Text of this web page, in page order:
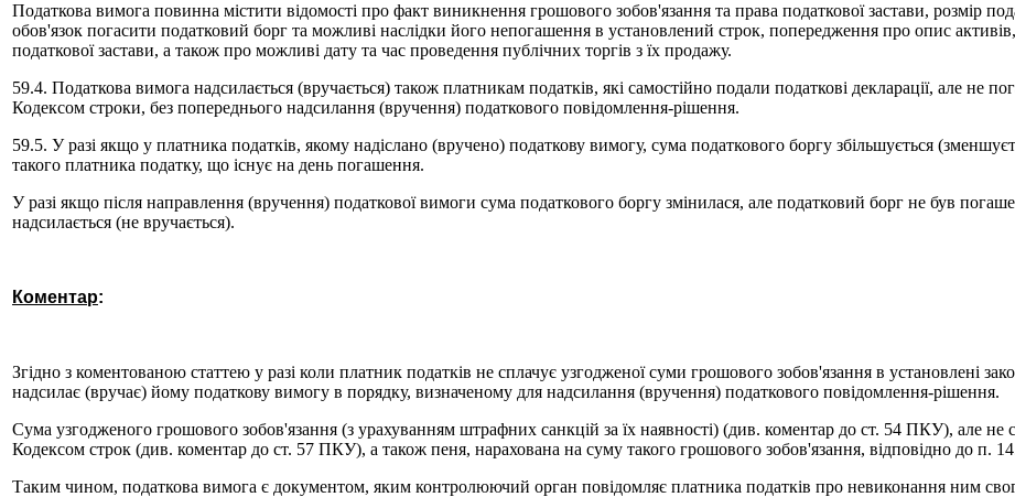
Податкова вимога повинна містити відомості про факт виникнення грошового зобов'язання та права податкової застави, розмір
обов'язок погасити податковий борг та можливі наслідки його непогашення в установлений строк, попередження про опис
податкової застави, а також про можливі дату та час проведення публічних торгів з їх продажу.
59.4. Податкова вимога надсилається (вручається) також платникам податків, які самостійно подали податкові декларації, але не
Кодексом строки, без попереднього надсилання (вручення) податкового повідомлення-рішення.
59.5. У разі якщо у платника податків, якому надіслано (вручено) податкову вимогу, сума податкового боргу збільшується
такого платника податку, що існує на день погашення.
У разі якщо після направлення (вручення) податкової вимоги сума податкового боргу змінилася, але податковий борг не був
надсилається (не вручається).
Коментар:
Згідно з коментованою статтею у разі коли платник податків не сплачує узгодженої суми грошового зобов'язання в установлені
надсилає (вручає) йому податкову вимогу в порядку, визначеному для надсилання (вручення) податкового повідомлення-рішення.
Сума узгодженого грошового зобов'язання (з урахуванням штрафних санкцій за їх наявності) (див. коментар до ст. 54 ПКУ), але
Кодексом строк (див. коментар до ст. 57 ПКУ), а також пеня, нарахована на суму такого грошового зобов'язання, відповідно до п.
Таким чином, податкова вимога є документом, яким контролюючий орган повідомляє платника податків про невиконання ним